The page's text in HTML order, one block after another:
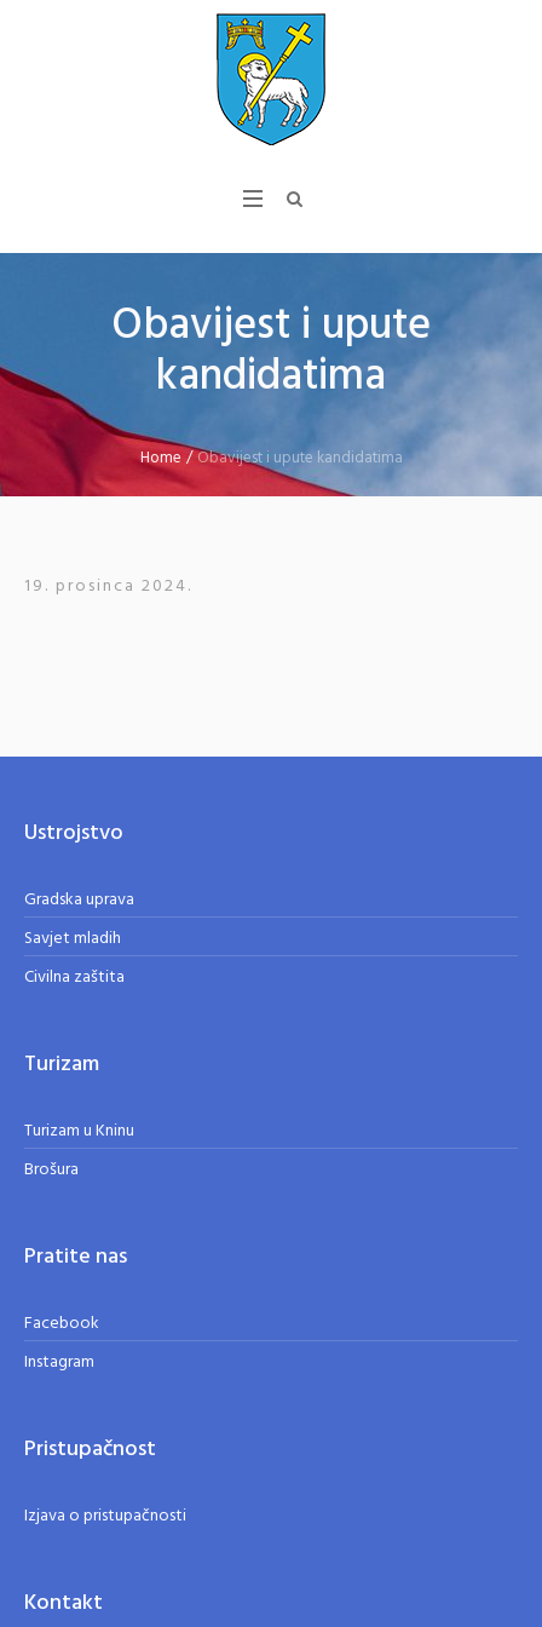
Obavijest i upute
kandidatima
Home /Obavijest i upute kandidatima
19. prosinca 2024.
Ustrojstvo
Gradska uprava
Savjet mladih
Civilna zaštita
Turizam
Turizam u Kninu
Brošura
Pratite nas
Facebook
Instagram
Pristupačnost
Izjava o pristupačnosti
Kontakt